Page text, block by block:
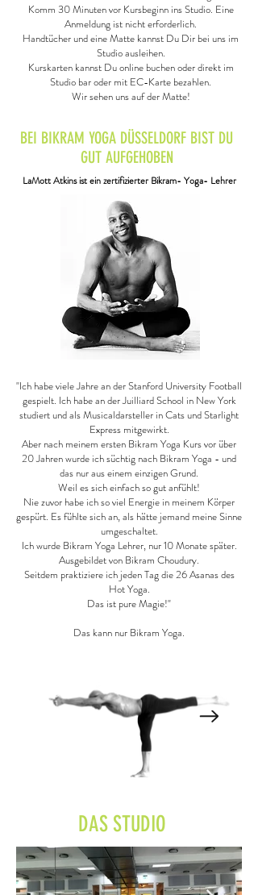
Komm 30 Minuten vor Kursbeginn ins Studio. Eine
Anmeldung ist nicht erforderlich.
Handtücher und eine Matte kannst Du Dir bei uns im
Studio ausleihen.
Kurskarten kannst Du online buchen oder direkt im
Studio bar oder mit EC-Karte bezahlen.
Wir sehen uns auf der Matte!
BEI BIKRAM YOGA DÜSSELDORF BIST DU
GUT AUFGEHOBEN
LaMott Atkins ist ein zertifizierter Bikram- Yoga- Lehrer
"Ich habe viele Jahre an der Stanford University Football
gespielt. Ich habe an der Juilliard School in New York
studiert und als Musicaldarsteller in Cats und Starlight
Express mitgewirkt.
Aber nach meinem ersten Bikram Yoga Kurs vor über
20 Jahren wurde ich süchtig nach Bikram Yoga - und
das nur aus einem einzigen Grund.
Weil es sich einfach so gut anfühlt!
Nie zuvor habe ich so viel Energie in meinem Körper
gespürt. Es fühlte sich an, als hätte jemand meine Sinne
umgeschaltet.
Ich wurde Bikram Yoga Lehrer, nur 10 Monate später.
Ausgebildet von Bikram Choudury.
Seitdem praktiziere ich jeden Tag die 26 Asanas des
Hot Yoga.
Das ist pure Magie!"
Das kann nur Bikram Yoga.
DAS STUDIO